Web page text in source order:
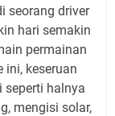
seorang driver
hari semakin
permainan
ini, keseruan
seperti halnya
mengisi solar,